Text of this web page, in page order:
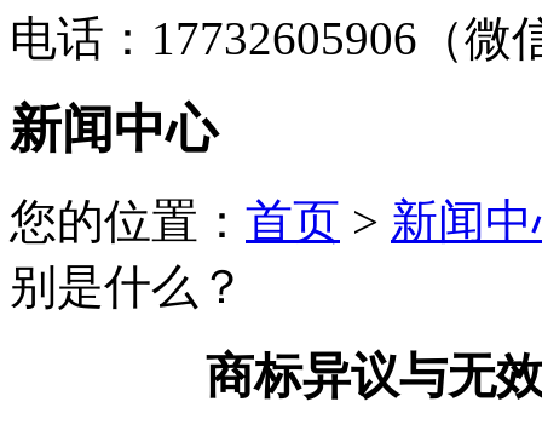
电话：17732605906（微
新闻中心
您的位置： 首页 > 新闻
别是什么？
商标异议与无